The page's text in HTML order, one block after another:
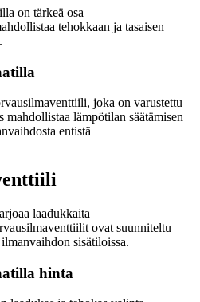
on tärkeä osa
tehokkaan ja tasaisen
joka on varustettu
mahdollistaa lämpötilan säätämisen
entistä
laadukkaita
ovat suunniteltu
sisätiloissa.
hinta